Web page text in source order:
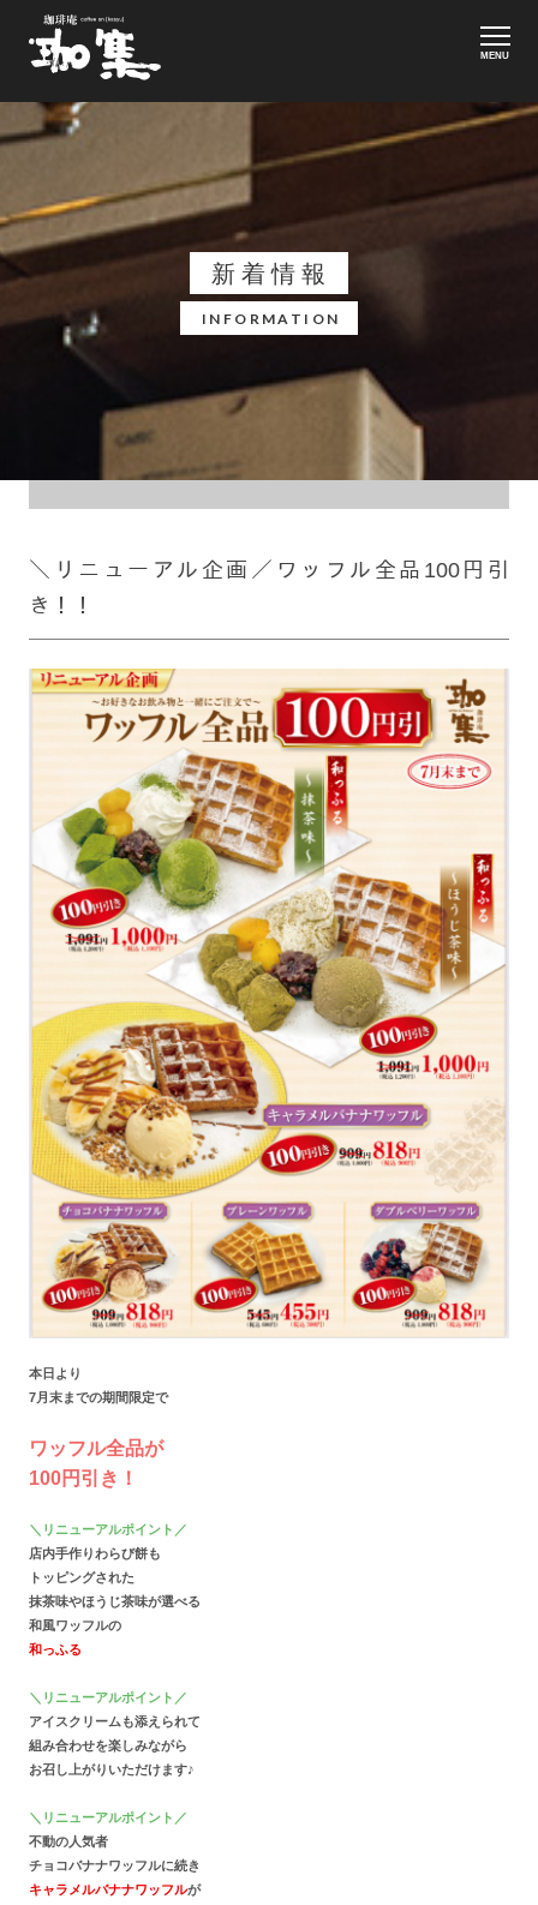
MENU
新着情報
INFORMATION
＼リニューアル企画／ワッフル全品100円引
き！！
本日より
7月末までの期間限定で
ワッフル全品が
100円引き！
＼リニューアルポイント／
店内手作りわらび餅も
トッピングされた
抹茶味やほうじ茶味が選べる
和風ワッフルの
和っふる
＼リニューアルポイント／
アイスクリームも添えられて
組み合わせを楽しみながら
お召し上がりいただけます♪
＼リニューアルポイント／
不動の人気者
チョコバナナワッフルに続き
キャラメルバナナワッフルが